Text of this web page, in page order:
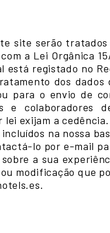
site serão tratados
a Lei Orgânica
está registado no
dos dados
para o envio de
e colaboradores
exijam a
na nossa
lo por e-mail
a sua
modificação que